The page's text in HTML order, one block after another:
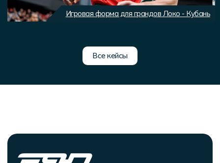
Игровая форма для грандов Локо - Кубань
Все кейсы